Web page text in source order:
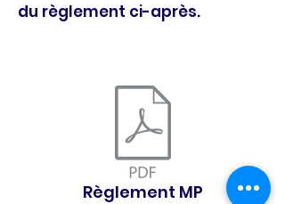
du règlement ci-après.
Règlement MP